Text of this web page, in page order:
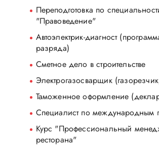
Переподготовка по
"Правоведение"
Автоэлектрик-диагност
разряда)
Сметное дело в строительстве
Электрогазосварщик
Таможенное оформление
Специалист по международным
Курс "Профессиональный
ресторана"